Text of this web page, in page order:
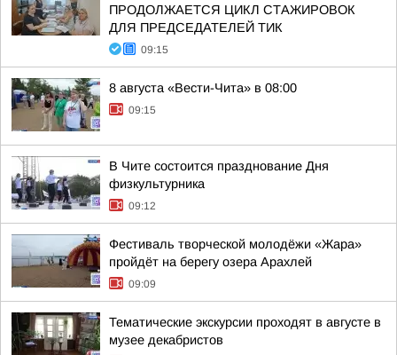
ПРОДОЛЖАЕТСЯ ЦИКЛ СТАЖИРОВОК
ДЛЯ ПРЕДСЕДАТЕЛЕЙ ТИК
09:15
8 августа «Вести-Чита» в 08:00
09:15
В Чите состоится празднование Дня
физкультурника
09:12
Фестиваль творческой молодёжи «Жара»
пройдёт на берегу озера Арахлей
09:09
Тематические экскурсии проходят в августе в
музее декабристов